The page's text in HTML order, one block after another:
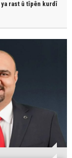
ya rast û tîpên kurdî